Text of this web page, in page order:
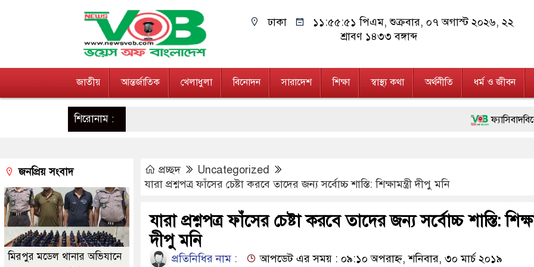
ঢাকা ১১:৫৫:৫২ পিএম, শুক্রবার, ০৭ অগাস্ট ২০২৬, ২২
শ্রাবণ ১৪৩৩ বঙ্গাব্দ
জাতীয় আন্তর্জাতিক খেলাধুলা বিনোদন সারাদেশ শিক্ষা স্বাস্থ্য কথা অর্থনীতি ধর্ম ও জীবন
শিরোনাম : ফ্যাসিবাদবিরোধী
জনগণ পরিবর্তন
২৮ লাখ টাকার জাল
নেতৃত্ব ও গণতন্ত্রের
অবৈধ বিদেশি পিস্তল,
প্রচ্ছদ
Uncategorized
যারা প্রশ্নপত্র ফাঁসের চেষ্টা করবে তাদের জন্য সর্বোচ্চ শাস্তি: শিক্ষামন্ত্রী দীপু মনি
যারা প্রশ্নপত্র ফাঁসের চেষ্টা করবে তাদের জন্য সর্বোচ্চ শাস্তি:
দীপু মনি
প্রতিনিধির নাম :
আপডেট এর সময় : ০৯:১০ অপরাহ্ন, শনিবার, ৩০ মার্চ ২০১৯
জনপ্রিয় সংবাদ
মিরপুর মডেল থানার অভিযানে